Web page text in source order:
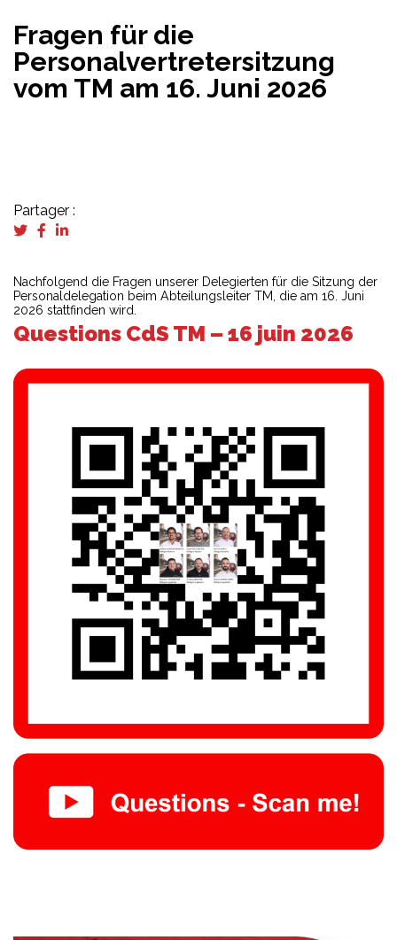
Fragen für die
Personalvertretersitzung
vom TM am 16. Juni 2026
Partager :
Nachfolgend die Fragen unserer Delegierten für die Sitzung der
Personaldelegation beim Abteilungsleiter TM, die am 16. Juni
2026 stattfinden wird.
Questions CdS TM – 16 juin 2026